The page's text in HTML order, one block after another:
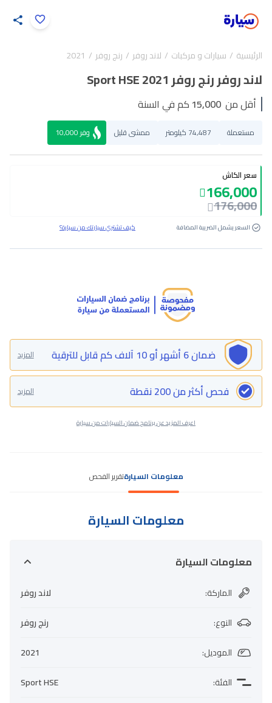
الرئيسية سيارات و مركبات لاند روفر رنج روفر 2021
لاند روفر رنج روفر Sport HSE 2021
أقل من 15,000 كم في السنة
مستعملة 74,487 كيلومتر ممشى قليل وفر10,000
سعر الكاش
166,000
176,000
السعر يشمل الضريبة المضافة كيف تشتري سيارتك من سيارة؟
ضمان 6 أشهر أو 10 آلاف كم قابل للترقية المزيد
فحص أكثر من 200 نقطة المزيد
اعرف المزيد عن برنامج ضمان السيارات من سيارة
معلومات السيارةتقرير الفحص
معلومات السيارة
معلومات السيارة
الماركة:
لاند روفر
النوع:
رنج روفر
الموديل:
2021
الفئة:
Sport HSE